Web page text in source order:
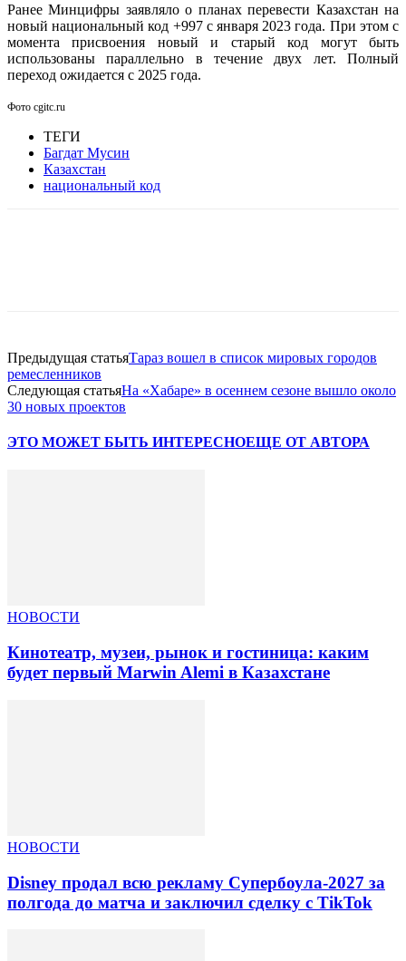
Ранее Минцифры заявляло о планах перевести Казахстан на
новый национальный код +997 с января 2023 года. При этом с
момента присвоения новый и старый код могут быть
использованы параллельно в течение двух лет. Полный
переход ожидается с 2025 года.
Фото cgitc.ru
ТЕГИ
Багдат Мусин
Казахстан
национальный код
Предыдущая статьяТараз вошел в список мировых городов
ремесленников
Следующая статьяНа «Хабаре» в осеннем сезоне вышло около
30 новых проектов
ЭТО МОЖЕТ БЫТЬ ИНТЕРЕСНОЕЩЕ ОТ АВТОРА
НОВОСТИ
Кинотеатр, музеи, рынок и гостиница: каким
будет первый Marwin Alemi в Казахстане
НОВОСТИ
Disney продал всю рекламу Супербоула-2027 за
полгода до матча и заключил сделку с TikTok